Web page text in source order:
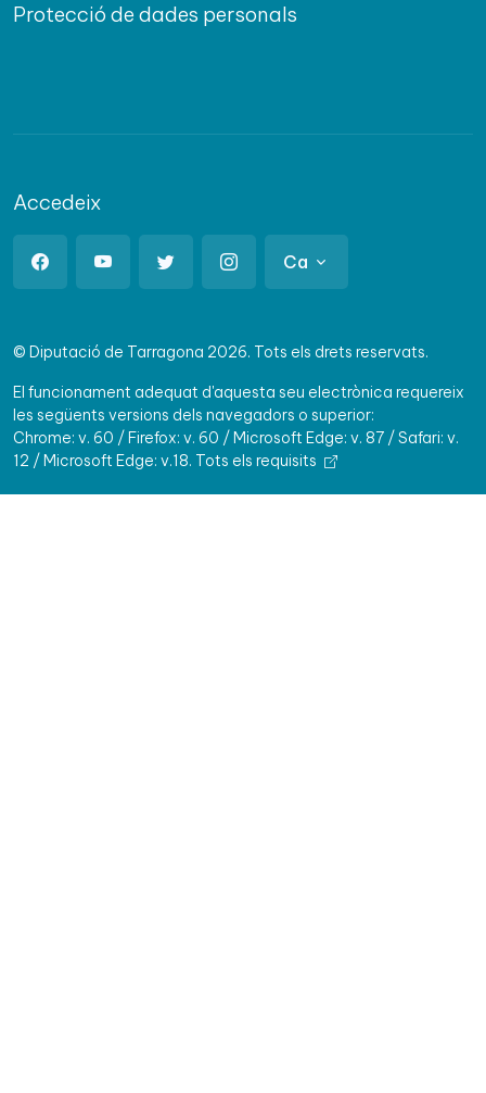
Protecció de dades personals
Accedeix
Ca
© Diputació de Tarragona 2026. Tots els drets reservats.
El funcionament adequat d'aquesta seu electrònica requereix
les següents versions dels navegadors o superior:
Chrome: v. 60 / Firefox: v. 60 / Microsoft Edge: v. 87 / Safari: v.
12 / Microsoft Edge: v.18. Tots els requisits